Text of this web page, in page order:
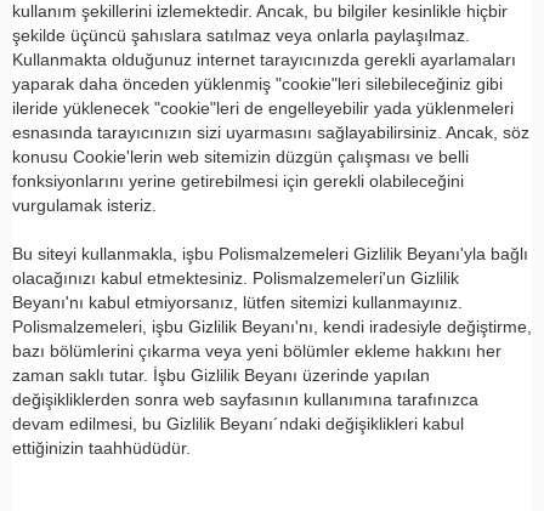
kullanım şekillerini izlemektedir. Ancak, bu bilgiler kesinlikle hiçbir
şekilde üçüncü şahıslara satılmaz veya onlarla paylaşılmaz.
Kullanmakta olduğunuz internet tarayıcınızda gerekli ayarlamaları
yaparak daha önceden yüklenmiş "cookie"leri silebileceğiniz gibi
ileride yüklenecek "cookie"leri de engelleyebilir yada yüklenmeleri
esnasında tarayıcınızın sizi uyarmasını sağlayabilirsiniz. Ancak, söz
konusu Cookie'lerin web sitemizin düzgün çalışması ve belli
fonksiyonlarını yerine getirebilmesi için gerekli olabileceğini
vurgulamak isteriz.
Bu siteyi kullanmakla, işbu Polismalzemeleri Gizlilik Beyanı'yla bağlı
olacağınızı kabul etmektesiniz. Polismalzemeleri'un Gizlilik
Beyanı'nı kabul etmiyorsanız, lütfen sitemizi kullanmayınız.
Polismalzemeleri, işbu Gizlilik Beyanı'nı, kendi iradesiyle değiştirme,
bazı bölümlerini çıkarma veya yeni bölümler ekleme hakkını her
zaman saklı tutar. İşbu Gizlilik Beyanı üzerinde yapılan
değişikliklerden sonra web sayfasının kullanımına tarafınızca
devam edilmesi, bu Gizlilik Beyanı´ndaki değişiklikleri kabul
ettiğinizin taahhüdüdür.